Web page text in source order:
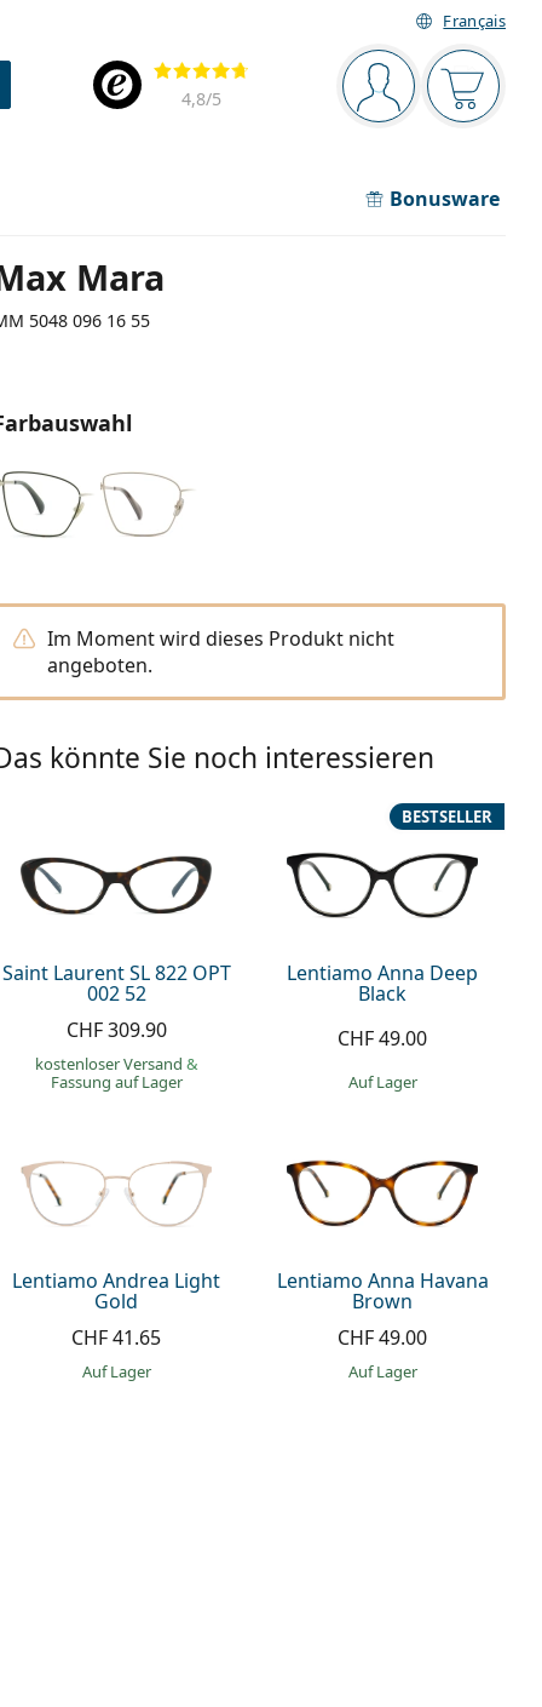
Français
Navigationsleiste
Sie sind Der
Bewertung
4,8/5
Bonusware
Mara
5048 096 16 55
Im Moment wird dieses Produkt nicht
angeboten.
könnte Sie noch interessieren
Saint Laurent SL 822 OPT
002 52
CHF 309.90
kostenloser Versand &
Fassung auf Lager
Lentiamo Anna Deep
Black
BESTSELLER
CHF 49.00
auf Lager
Lentiamo Andrea Light
Gold
CHF 41.65
auf Lager
Lentiamo Anna Havana
Brown
CHF 49.00
auf Lager